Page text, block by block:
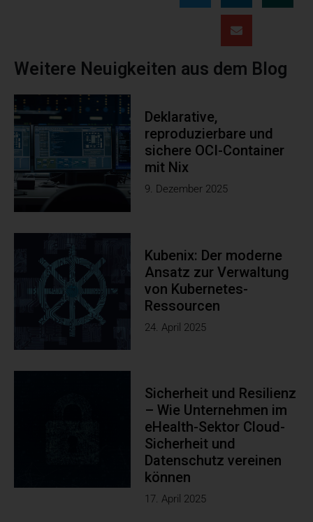
Weitere Neuigkeiten aus dem Blog
Deklarative,
reproduzierbare und
sichere OCI-Container
mit Nix
9. Dezember 2025
Kubenix: Der moderne
Ansatz zur Verwaltung
von Kubernetes-
Ressourcen
24. April 2025
Sicherheit und Resilienz
– Wie Unternehmen im
eHealth-Sektor Cloud-
Sicherheit und
Datenschutz vereinen
können
17. April 2025